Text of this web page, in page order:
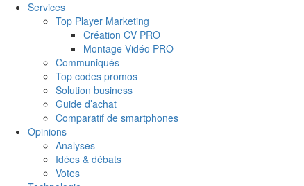
Services
Top Player Marketing
Création CV PRO
Montage Vidéo PRO
Communiqués
Top codes promos
Solution business
Guide d’achat
Comparatif de smartphones
Opinions
Analyses
Idées & débats
Votes